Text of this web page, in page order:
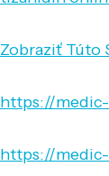
Zobraziť Túto
https://
https://